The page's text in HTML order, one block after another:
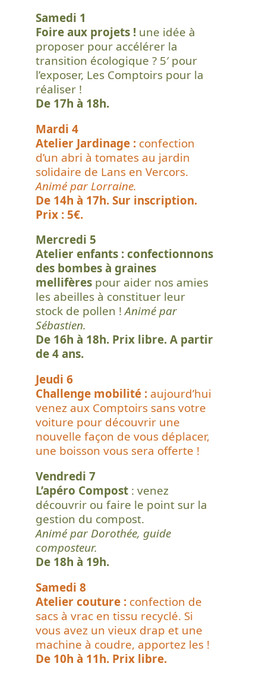
Samedi 1
Foire aux projets ! une idée à
proposer pour accélérer la
transition écologique ? 5′ pour
l’exposer, Les Comptoirs pour la
réaliser !
De 17h à 18h.
Mardi 4
Atelier Jardinage : confection
d’un abri à tomates au jardin
solidaire de Lans en Vercors.
Animé par Lorraine.
De 14h à 17h. Sur inscription.
Prix : 5€.
Mercredi 5
Atelier enfants : confectionnons
des bombes à graines
mellifères pour aider nos amies
les abeilles à constituer leur
stock de pollen !Animé par
Sébastien.
De 16h à 18h. Prix libre. A partir
de 4 ans.
Jeudi 6
Challenge mobilité : aujourd’hui
venez aux Comptoirs sans votre
voiture pour découvrir une
nouvelle façon de vous déplacer,
une boisson vous sera offerte !
Vendredi 7
L’apéro Compost : venez
découvrir ou faire le point sur la
gestion du compost.
Animé par Dorothée, guide
composteur.
De 18h à 19h.
Samedi 8
Atelier couture : confection de
sacs à vrac en tissu recyclé. Si
vous avez un vieux drap et une
machine à coudre, apportez les !
De 10h à 11h. Prix libre.